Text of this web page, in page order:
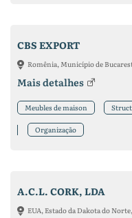
CBS EXPORT
Romênia, Município de
Mais detalhes
Meubles de maison
Organização
A.C.L. CORK, LDA
EUA, Estado da Dakota do